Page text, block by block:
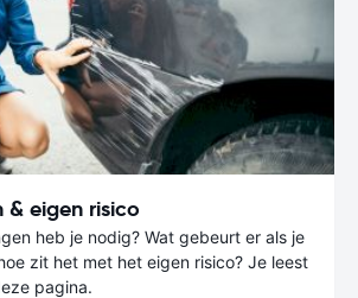
& eigen risico
heb je nodig? Wat gebeurt er als je
zit het met het eigen risico? Je leest
pagina.